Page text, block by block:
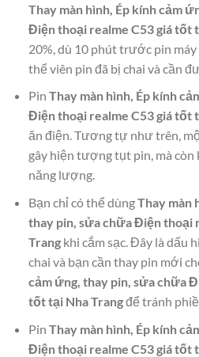
Thay màn hình, Ép kính cảm
Điện thoại realme C53 giá tốt
20%, dù 10 phút trước pin
thể viên pin đã bị chai và cần
Pin Thay màn hình, Ép kính
Điện thoại realme C53 giá tốt
ăn điện. Tương tự như trên,
gây hiện tượng tụt pin, mà
năng lượng.
Bạn chỉ có thể dùngThay màn
thay pin, sửa chữa Điện thoại
Trangkhi cắm sạc. Đây là dấu
chai và bạn cần thay pin mới
cảm ứng, thay pin, sửa chữa
tốt tại Nha Trangđể tránh
Pin Thay màn hình, Ép kính
Điện thoại realme C53 giá tốt